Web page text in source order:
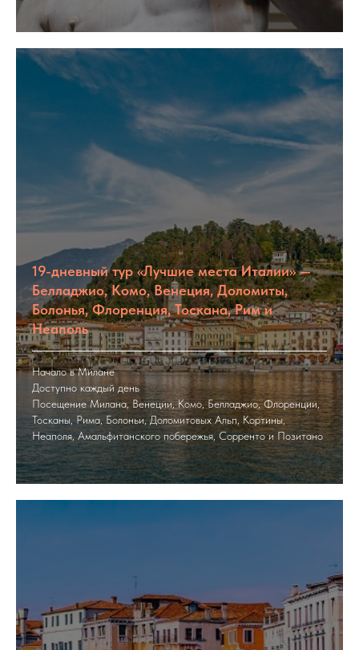
19-дневный тур «Лучшие места Италии» —
Белладжио, Комо, Венеция, Доломиты,
Болонья, Флоренция, Тоскана, Рим и
Неаполь
Начало в Милане
Доступно каждый день
Посещение Милана, Венеции, Комо, Белладжио, Флоренции,
Тосканы, Рима, Болоньи, Доломитовых Альп, Кортины,
Неаполя, Амальфитанского побережья, Сорренто и Позитано